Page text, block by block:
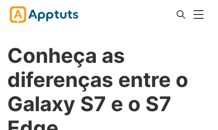
Conheça as
diferenças entre o
Galaxy S7 e o S7